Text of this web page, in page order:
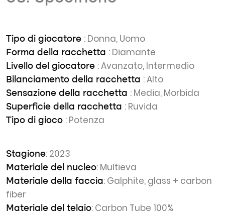
Tipo di giocatore : Donna, Uomo
Forma della racchetta : Diamante
Livello del giocatore : Avanzato, Intermedio
Bilanciamento della racchetta : Alto
Sensazione della racchetta : Media, Morbida
Superficie della racchetta : Ruvida
Tipo di gioco : Potenza
Stagione: 2023
Materiale del nucleo: Multieva
Materiale della faccia: Galphite, glass + carbon
fiber
Materiale del telaio: Carbon Tube 100%